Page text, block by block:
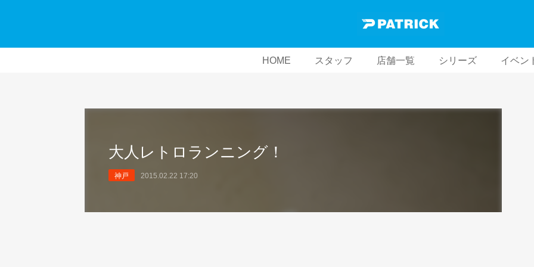
HOME スタッフ 店舗一覧 シリーズ イベン
大人レトロランニング！
神戸 2015.02.22 17:20